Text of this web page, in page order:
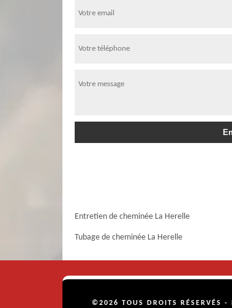
Entretien de cheminée La Herelle
Tubage de cheminée La Herelle
©2026 TOUS DROITS RÉSERVÉS -